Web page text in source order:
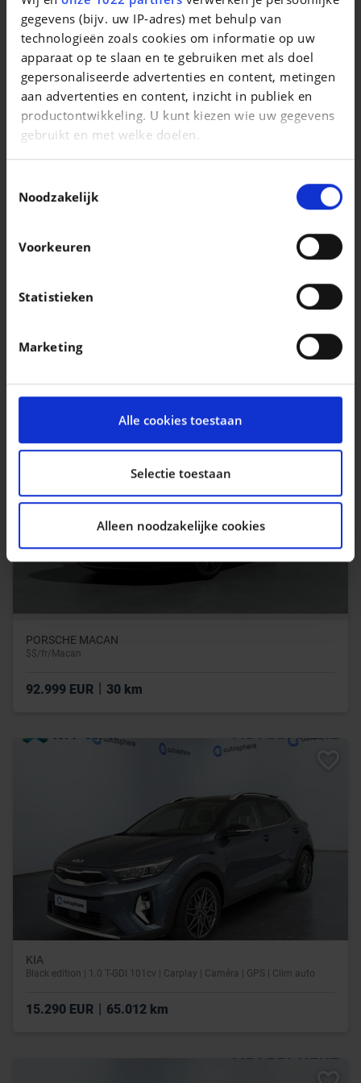
gegevens (bijv. uw IP-adres) met behulp van
technologieën zoals cookies om informatie op uw
apparaat op te slaan en te gebruiken met als doel
gepersonaliseerde advertenties en content, metingen
aan advertenties en content, inzicht in publiek en
productontwikkeling. U kunt kiezen wie uw gegevens
gebruikt en met welke doelen.
Informatie verzamelen over uw geografische
locatie, die tot een paar meter nauwkeurig kan zijn
Uw apparaat identificeren door het actief te
scannen op specifieke eigenschappen
Lees meer over hoe uw persoonlijke gegevens worden
detailgedeelte
in. U kunt uw toestemming op elk moment wijzigen of
intrekken in de Cookieverklaring.
personaliseren, om functies voor social media te
bieden en om ons websiteverkeer te analyseren. Ook
delen we informatie over uw gebruik van onze site met
onze partners voor social media, adverteren en
combineren met andere informatie die u aan ze heeft
verstrekt of die ze hebben verzameld op basis van uw
gebruik van hun services.
Noodzakelijk
Voorkeuren
Statistieken
Marketing
Alle cookies toestaan
Selectie toestaan
Alleen noodzakelijke cookies
Macan Turbo Electric
121.995 EUR |
PORSCHE MACAN
$$/fr/Macan
92.999 EUR | 30 km
KIA
Black edition | 1.0 T-GDI 101cv | Carplay | Caméra | GPS | Clim auto
15.290 EUR | 65.012 km